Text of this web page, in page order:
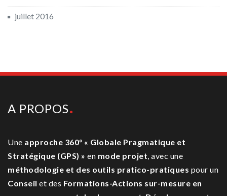
juillet 2016
A PROPOS
Une approche 360° « Globale Pragmatique et
Stratégique (GPS) » en mode projet , avec une
méthodologie et des outils pratico-pratiques pour un
Conseil et des Formations-Actions sur-mesure en